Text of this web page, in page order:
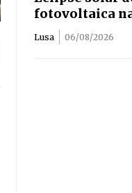
fotovoltaica
Lusa 06/08/2026